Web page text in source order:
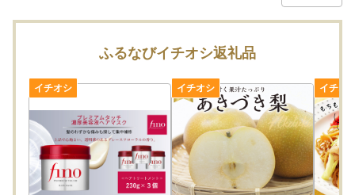
ふるなびイチオシ返礼品